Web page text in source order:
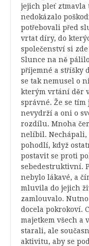
jejich pleť ztmavla
nedokázalo
potřebovali před
vrtat díry, do
společenství si
Slunce na ně
příjemné a stříšky
se tak nemusel o
kterým vrtání děr
správné. Že se tím
nevydrží a oni o
rozdílu. Mnoha
nelíbil. Nechápali,
pohodlí, když
postavit se proti
sebedestruktivní.
nebylo lákavé, a
mluvila do jejich
zamlouvalo.
docela pokrokoví.
majetkem všech a
starali, ale
aktivitu, aby se